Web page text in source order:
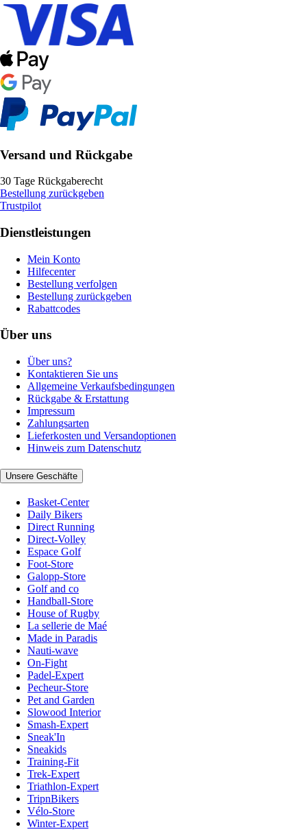
Versand und Rückgabe
30 Tage Rückgaberecht
Bestellung zurückgeben
Trustpilot
Dienstleistungen
Mein Konto
Hilfecenter
Bestellung verfolgen
Bestellung zurückgeben
Rabattcodes
Über uns
Über uns?
Kontaktieren Sie uns
Allgemeine Verkaufsbedingungen
Rückgabe & Erstattung
Impressum
Zahlungsarten
Lieferkosten und Versandoptionen
Hinweis zum Datenschutz
Unsere Geschäfte
Basket-Center
Daily Bikers
Direct Running
Direct-Volley
Espace Golf
Foot-Store
Galopp-Store
Golf and co
Handball-Store
House of Rugby
La sellerie de Maé
Made in Paradis
Nauti-wave
On-Fight
Padel-Expert
Pecheur-Store
Pet and Garden
Slowood Interior
Smash-Expert
Sneak'In
Sneakids
Training-Fit
Trek-Expert
Triathlon-Expert
TripnBikers
Vélo-Store
Winter-Expert